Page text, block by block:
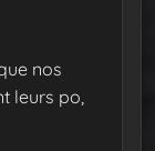
nos
leurs po,